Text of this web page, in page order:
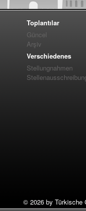
Toplantılar
Güncel
Arşiv
Verschiedenes
Stellungnahmen
© 2026 by Türkische